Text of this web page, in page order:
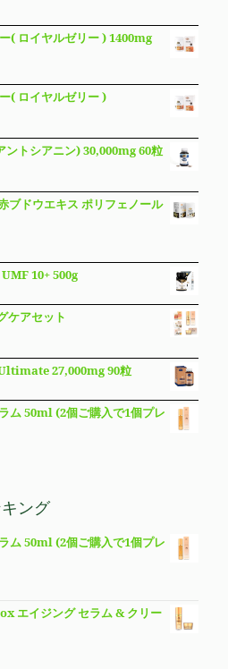
( ロイヤルゼリー ) 1400mg
( ロイヤルゼリー )
ントシアニン) 30,000mg 60粒
ブドウエキス ポリフェノール
10+ 500g
ケアセット
27,000mg 90粒
ム 50ml (2個ご購入で1個プレ
ング
ム 50ml (2個ご購入で1個プレ
エイジング セラム & クリー